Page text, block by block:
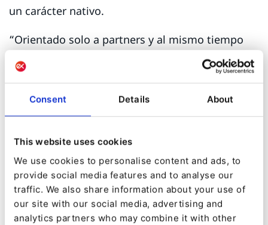
Consent Details About
This website uses cookies
We use cookies to personalise content and ads, to
provide social media features and to analyse our
traffic. We also share information about your use of
our site with our social media, advertising and
analytics partners who may combine it with other
un carácter nativo.
“Orientado solo a partners y al mismo tiempo
centrado en el cliente”
Además de este reposicionamiento de mercado,
queríamos tener un mayor impacto en los
algunas decisiones claras para ser más
eficientes y alcanzar más éxito. Los dos cambios
principales que han marcado una diferencia
significativa están relacionados con nuestra
organización de ventas y estrategia de go-to-